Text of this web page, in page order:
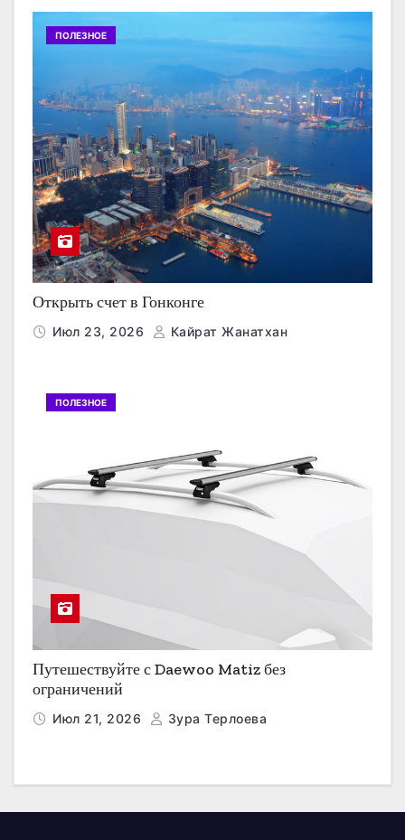
ПОЛЕЗНОЕ
Открыть счет в Гонконге
Июл 23, 2026 Кайрат Жанатхан
ПОЛЕЗНОЕ
Путешествуйте с Daewoo Matiz без
ограничений
Июл 21, 2026 Зура Терлоева